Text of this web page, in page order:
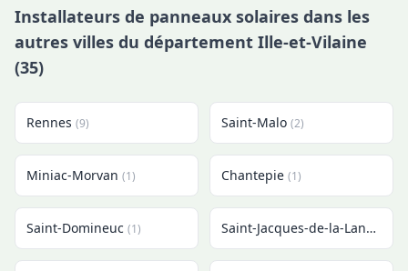
Installateurs de panneaux solaires dans les
autres villes du département Ille-et-Vilaine
(35)
Rennes (9) Saint-Malo (2)
Miniac-Morvan (1) Chantepie (1)
Saint-Domineuc (1) Saint-Jacques-de-la-Lande